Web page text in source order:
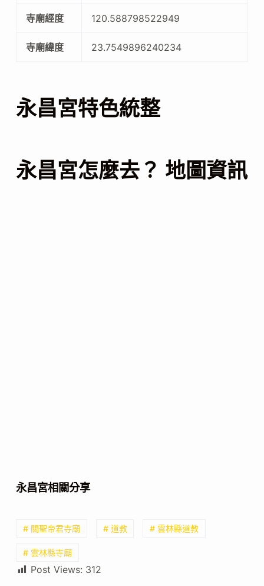
寺廟經度 120.588798522949
寺廟緯度 23.7549896240234
永昌宮特色統整
永昌宮怎麼去？ 地圖資訊
永昌宮相關分享
# 關聖帝君寺廟 # 道教 # 雲林縣道教
# 雲林縣寺廟
Post Views: 312